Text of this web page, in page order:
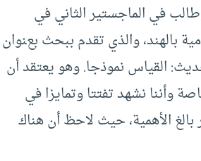
في الماجستير الثاني في
بالهند، والذي تقدم ببحث بعنوان
القياس نموذجا. وهو يعتقد أن
وأننا نشهد تفتتا وتمايزا في
بالغ الأهمية، حيث لاحظ أن هناك